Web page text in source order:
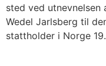
sted ved utnevnelsen
Wedel Jarlsberg til
stattholder i Norge